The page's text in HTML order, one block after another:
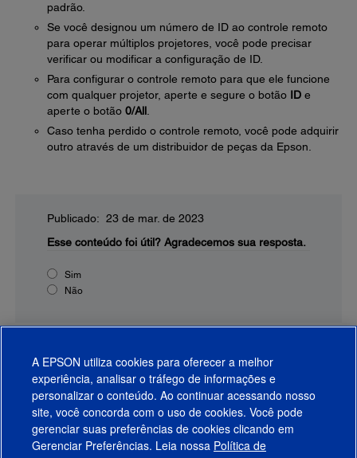
padrão.
Se você designou um número de ID ao controle remoto
para operar múltiplos projetores, você pode precisar
verificar ou modificar a configuração de ID.
Para configurar o controle remoto para que ele funcione
com qualquer projetor, aperte e segure o botão ID e
aperte o botão 0/All
Caso tenha perdido o controle remoto, você pode adquirir
outro através de um distribuidor de peças da Epson.
Publicado: 23 de mar. de 2023
Esse conteúdo foi útil? Agradecemos sua resposta.
Sim
Não
Produtos
A EPSON utiliza cookies para oferecer a melhor
experiência, analisar o tráfego de informações e
personalizar o conteúdo. Ao continuar acessando nosso
site, você concorda com o uso de cookies. Você pode
gerenciar suas preferências de cookies clicando em
Gerenciar Preferências. Leia nossa Política de